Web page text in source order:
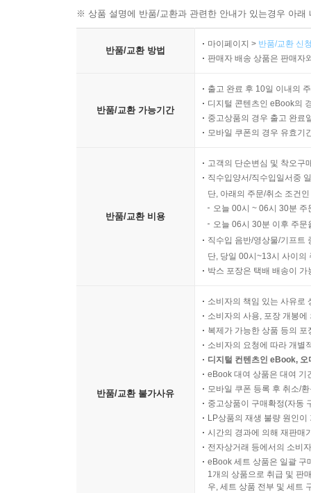
※ 상품 설명에 반품/교환과 관련한 안내가 있는경우 아
반품/교환 방법
마이페이지 > 반품/교환 신
판매자 배송 상품은 판매자
반품/교환 가능기간
출고 완료 후 10일 이내의
디지털 콘텐츠인 eBook의
중고상품의 경우 출고 완료
모바일 쿠폰의 경우 유효기
반품/교환 비용
고객의 단순변심 및 착오구
직수입양서/직수입일서중
단, 아래의 주문/취소 조건
오늘 00시 ~ 06시 30분
오늘 06시 30분 이후 주
직수입 음반/영상물/기프트
단, 당일 00시~13시 사이의
박스 포장은 택배 배송이
반품/교환 불가사유
소비자의 책임 있는 사유로
소비자의 사용, 포장 개봉
복제가 가능한 상품 등의
소비자의 요청에 따라 개별
디지털 컨텐츠인 eBook,
eBook 대여 상품은 대여 기
모바일 쿠폰 등록 후 취소/
중고상품이 구매확정(자동
LP상품의 재생 불량 원인
시간의 경과에 의해 재판매
전자상거래 등에서의 소비
eBook 세트 상품은 일괄 구
1개의 상품으로 취급 및 판
우, 세트 상품 전부 및 세트